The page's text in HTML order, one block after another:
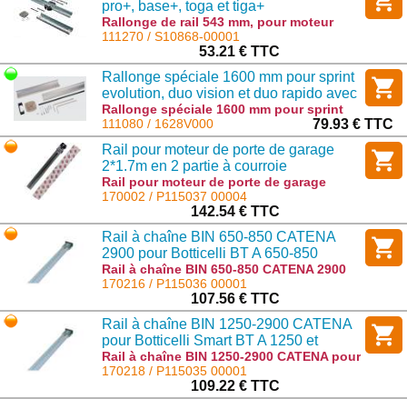
pro+, base+, toga et tiga+
Rallonge de rail 543 mm, pour moteur
pro+, base+, toga et tiga+ : S10868-00001
111270 / S10868-00001
53.21 € TTC
Rallonge spéciale 1600 mm pour sprint
evolution, duo vision et duo rapido avec
une suspension de plafond
additionnelle
Rallonge spéciale 1600 mm pour sprint
evolution, duo vision et duo rapido avec
une suspension de plafond additionnelle
: 1628V000
111080 / 1628V000
79.93 € TTC
Rail pour moteur de porte de garage
2*1.7m en 2 partie à courroie
Rail pour moteur de porte de garage
2*1.7m en 2 partie à courroie : P115037
170002 / P115037 00004
142.54 € TTC
Rail à chaîne BIN 650-850 CATENA
2900 pour Botticelli BT A 650-850
compatible Botticelli 600-800
Rail à chaîne BIN 650-850 CATENA 2900
pour Botticelli BT A 650-850 compatible
Botticelli 600-800 : P115036 00001
170216 / P115036 00001
107.56 € TTC
Rail à chaîne BIN 1250-2900 CATENA
pour Botticelli Smart BT A 1250 et
compatible EOS 120
Rail à chaîne BIN 1250-2900 CATENA pour
Botticelli Smart BT A 1250 et compatible
EOS 120 : P115035 00001
170218 / P115035 00001
109.22 € TTC